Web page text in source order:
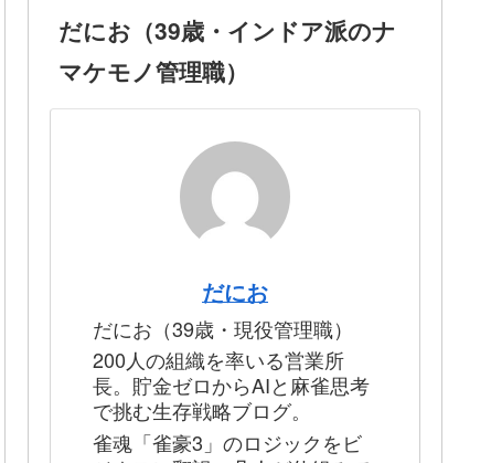
だにお（39歳・インドア派のナ
マケモノ管理職）
だにお
だにお（39歳・現役管理職）
200人の組織を率いる営業所
長。貯金ゼロからAIと麻雀思考
で挑む生存戦略ブログ。
雀魂「雀豪3」のロジックをビ